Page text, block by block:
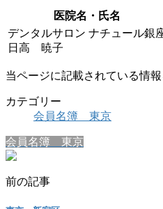
医院名・氏名
デンタルサロン ナチュール銀
日高 暁子
当ページに記載されている情
カテゴリー
会員名簿 東京
会員名簿 東京
前の記事